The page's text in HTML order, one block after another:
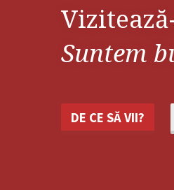
Suntem
DE CE SĂ VII?